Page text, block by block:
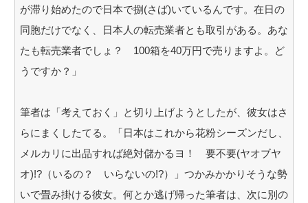
が滞り始めたので日本で捌(さば)いているんです。在日の
同胞だけでなく、日本人の転売業者とも取引がある。あな
たも転売業者でしょ？ 100箱を40万円で売りますよ。ど
うですか？」
筆者は「考えておく」と切り上げようとしたが、彼女はさ
らにまくしたてる。「日本はこれから花粉シーズンだし、
メルカリに出品すれば絶対儲かるヨ！ 要不要(ヤオブヤ
オ)!?（いるの？ いらないの!?）」つかみかかりそうな勢
いで畳み掛ける彼女。何とか逃げ帰った筆者は、次に別の